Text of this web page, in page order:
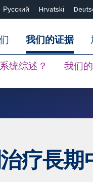
Русский Hrvatski
我们的证据
统综述？ 我们
疗長